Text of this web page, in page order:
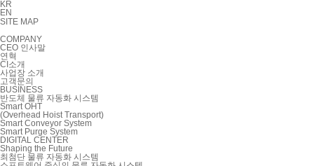
KR
EN
SITE MAP
COMPANY
CEO 인사말
연혁
CI소개
사업장 소개
고객문의
BUSINESS
반도체 물류 자동화 시스템
Smart OHT
(Overhead Hoist Transport)
Smart Conveyor System
Smart Purge System
DIGITAL CENTER
Shaping the Future
최첨단 물류 자동화 시스템